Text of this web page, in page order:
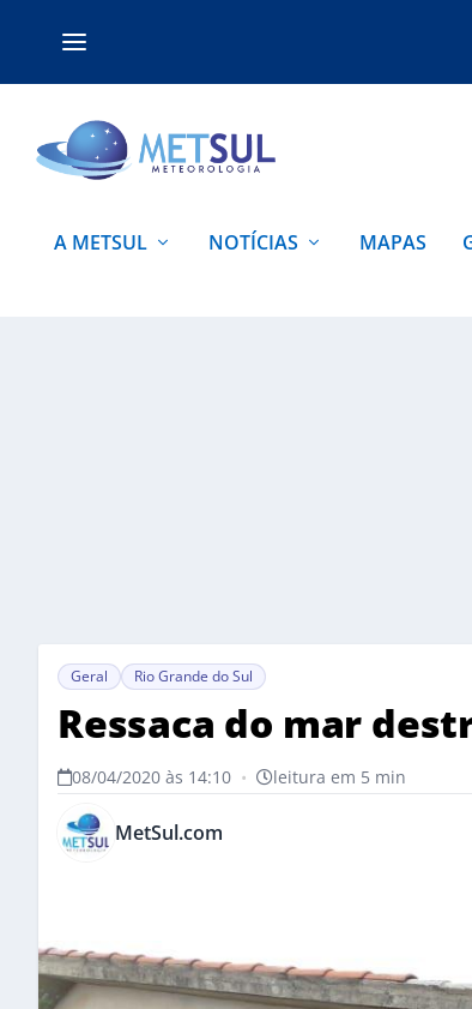
A METSUL NOTÍCIAS MAPAS
Geral Rio Grande do Sul
Ressaca do mar
08/04/2020 às 14:10 • leitura em 5 min
MetSul.com